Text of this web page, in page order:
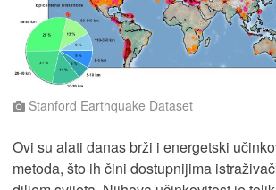
Stanford Earthquake Dataset
Ovi su alati danas brži i energetski
metoda, što ih čini dostupnijima